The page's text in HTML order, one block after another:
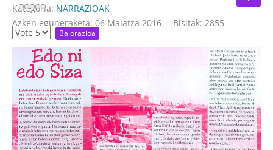
Kategoria: NARRAZIOAK
Azken eguneraketa: 06 Maiatza 2016
Bisitak: 2855